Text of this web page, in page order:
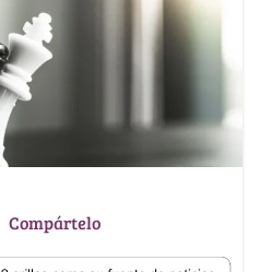
TCompártelo